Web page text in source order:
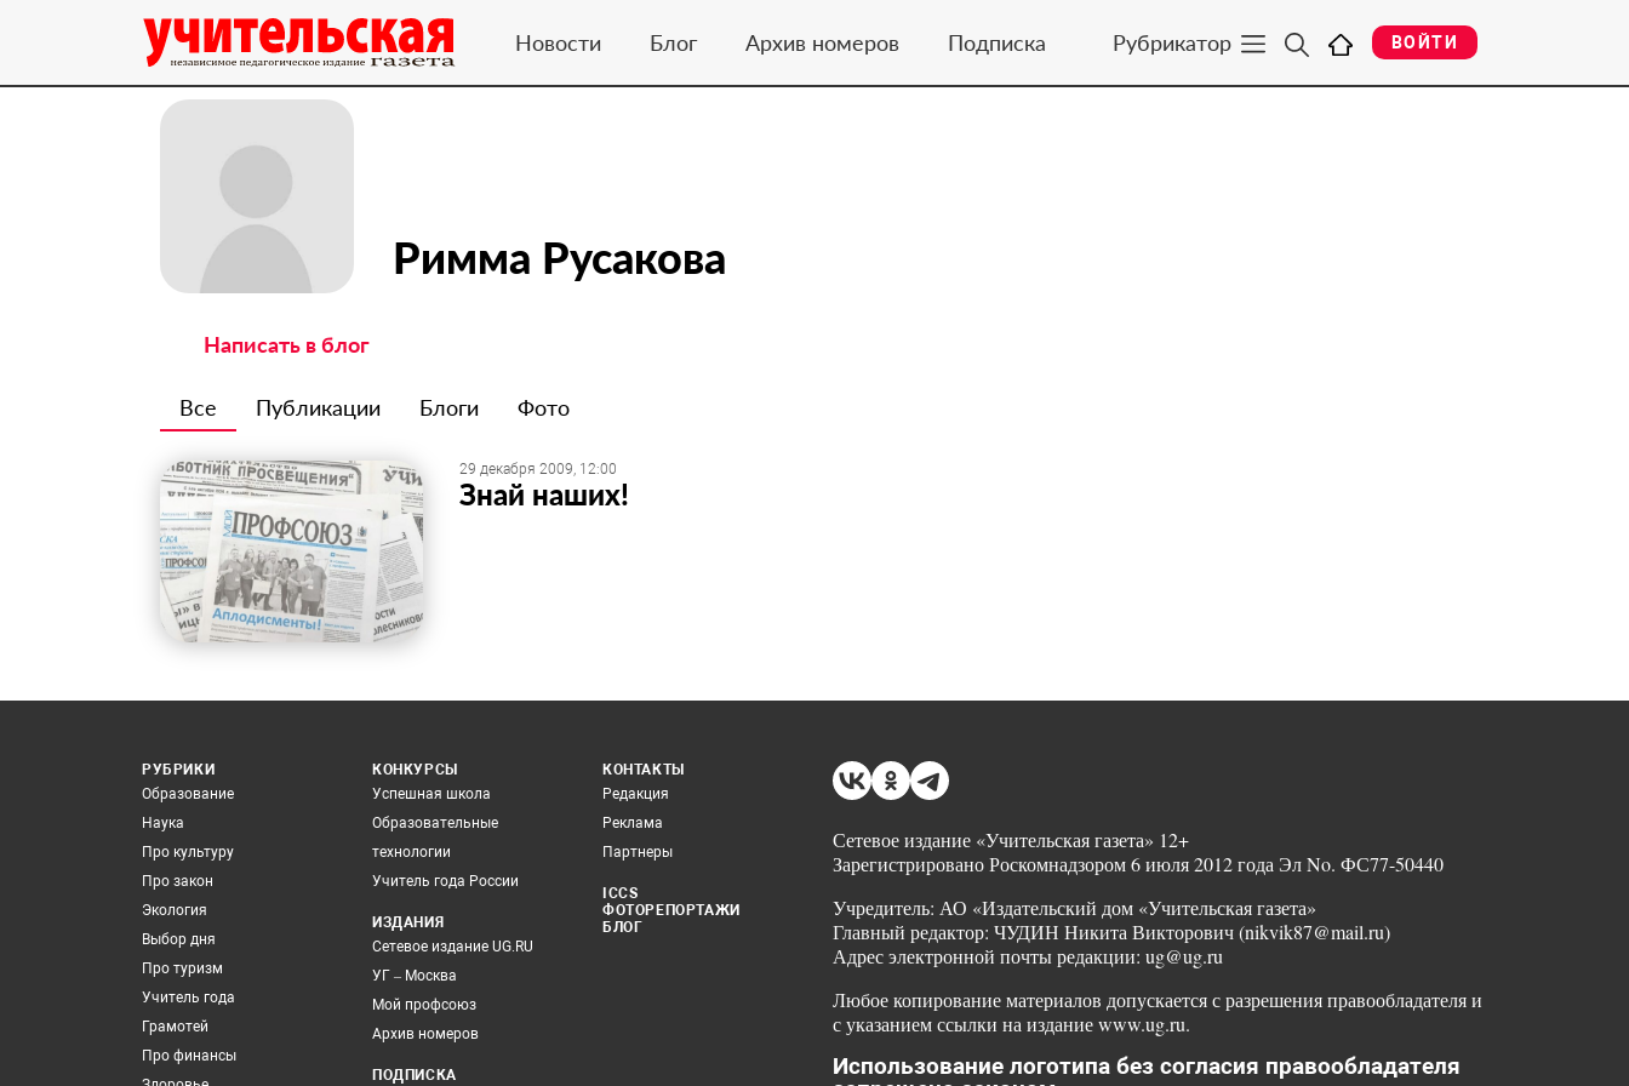
Новости Блог Архив номеров Подписка Рубрикатор ВОЙТИ
Римма Русакова
Написать в блог
Все Публикации Блоги Фото
29 декабря 2009, 12:00
Знай наших!
РУБРИКИ
Образование
Наука
Про культуру
Про закон
Экология
Выбор дня
Про туризм
Учитель года
Грамотей
Про финансы
КОНКУРСЫ
Успешная школа
Образовательные
технологии
Учитель года России
ИЗДАНИЯ
Сетевое издание UG.RU
УГ – Москва
Мой профсоюз
Архив номеров
ПОДПИСКА
КОНТАКТЫ
Редакция
Реклама
Партнеры
ICCS
ФОТОРЕПОРТАЖИ
БЛОГ
Сетевое издание «Учительская газета» 12+
Зарегистрировано Роскомнадзором 6 июля 2012 года Эл No. ФС77-50440
Учредитель: АО «Издательский дом «Учительская газета»
Главный редактор: ЧУДИН Никита Викторович (nikvik87@mail.ru)
Адрес электронной почты редакции: ug@ug.ru
Любое копирование материалов допускается с разрешения правообладателя и
с указанием ссылки на издание www.ug.ru.
Использование логотипа без согласия правообладателя